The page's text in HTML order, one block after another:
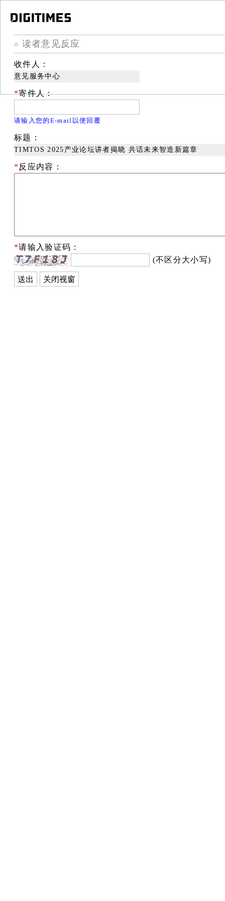
■ 读者意见反应
收件人：
意见服务中心
*寄件人：
请输入您的E-mail以便回覆
标题：
TIMTOS 2025产业论坛讲者揭晓 共话未来智造新篇章
* 反应内容：
*请输入验证码：
(不区分大小写)